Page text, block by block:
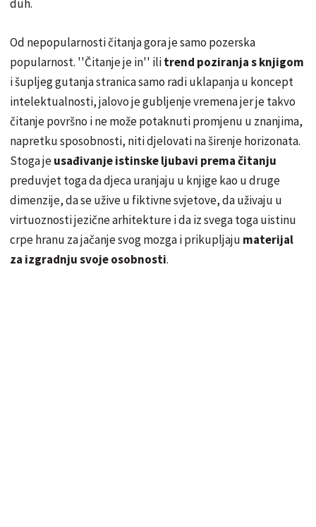
duh.
Od nepopularnosti čitanja gora je samo pozerska
popularnost. ''Čitanje je in'' ilitrend poziranja s knjigom
i šupljeg gutanja stranica samo radi uklapanja u koncept
intelektualnosti, jalovo je gubljenje vremena jer je takvo
čitanje površno i ne može potaknuti promjenu u znanjima,
napretku sposobnosti, niti djelovati na širenje horizonata.
Stoga jeusađivanje istinske ljubavi prema čitanju
preduvjet toga da djeca uranjaju u knjige kao u druge
dimenzije, da se užive u fiktivne svjetove, da uživaju u
virtuoznosti jezične arhitekture i da iz svega toga uistinu
crpe hranu za jačanje svog mozga i prikupljaju materijal
za izgradnju svoje osobnosti.